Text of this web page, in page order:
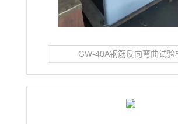
GW-40A钢筋反向弯曲试验